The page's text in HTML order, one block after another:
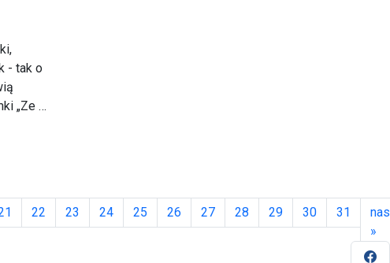
- tak o
„Ze …
22 23 24 25 26 27 28 29 30 31
»